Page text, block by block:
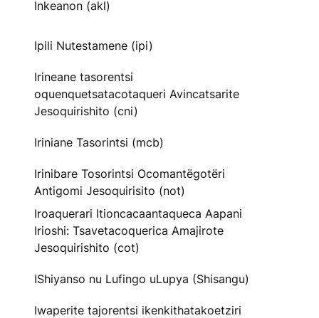
Inkeanon (akl)
Ipili Nutestamene (ipi)
Irineane tasorentsi
oquenquetsatacotaqueri Avincatsarite
Jesoquirishito (cni)
Iriniane Tasorintsi (mcb)
Irinibare Tosorintsi Ocomantëgotëri
Antigomi Jesoquirisito (not)
Iroaquerari Itioncacaantaqueca Aapani
Irioshi: Tsavetacoquerica Amajirote
Jesoquirishito (cot)
IShiyanso nu Lufingo uLupya (Shisangu)
Iwaperite tajorentsi ikenkithatakoetziri